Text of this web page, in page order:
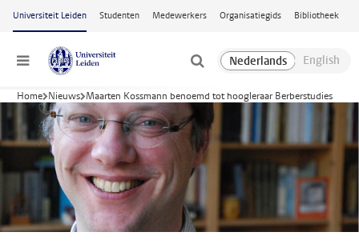
Ga naar hoofdinhoud
Universiteit Leiden Studenten Medewerkers Organisatiegids Bibliotheek
Menu
Home Nieuws Maarten Kossmann benoemd tot hoogleraar Berberstudies